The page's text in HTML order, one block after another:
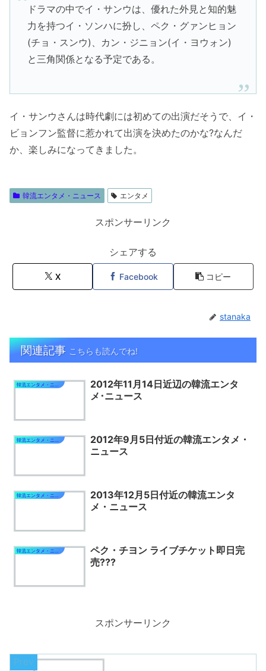
ドラマの中でイ・サンウは、優れた外見と知的魅
力を持つイ・ソンハに扮し、ペク・グァンヒョン
(チョ・スンウ)、カン・ジニョン(イ・ヨウォン)
と三角関係となる予定である。
イ・サンウさんは時代劇には初めての出演だそうで、イ・
ビョンフン監督に惹かれて出演を決めたのかな?なんだ
か、楽しみになってきました。
韓流エンタメ・ニュース エンタメ
スポンサーリンク
シェアする
X Facebook コピー
stanaka
関連記事 こちらも読んでね!
2012年11月14日近辺の韓流エンタ
メ･ニュース
2012年9月5日付近の韓流エンタメ・
ニュース
2013年12月5日付近の韓流エンタ
メ・ニュース
ペク・チヨン ライブチケット即日完
売???
スポンサーリンク